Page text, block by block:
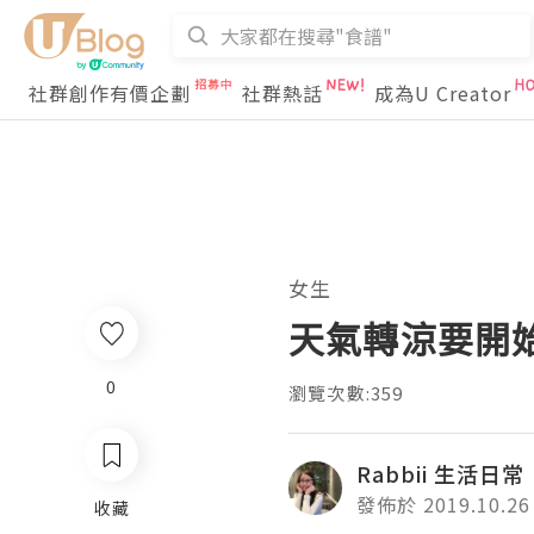
社群創作有價企劃 社群熱話 成為U Creator
女生
天氣轉涼要開
瀏覽次數:359
Rabbii 生活日常
發佈於 2019.10.26
0
收藏